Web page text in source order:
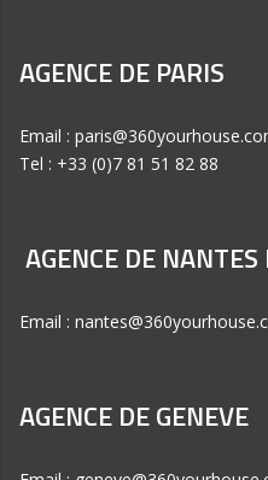
AGENCE DE PARIS
Email :
Tel : +33 (0)7 81 51 82 88
AGENCE DE
Email :
AGENCE DE GENEVE